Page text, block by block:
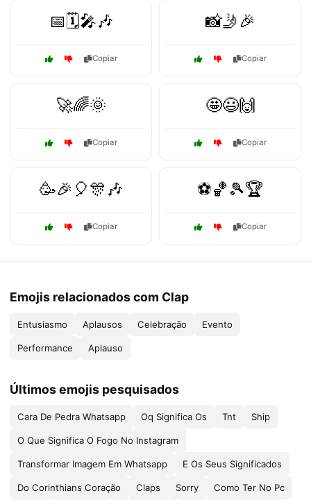
📅🗓️🎤🎶
Copiar
📸🤳🎉
Copiar
🚀🌈🌞
Copiar
🤩😃🙌
Copiar
🥳🎉🎈🎊🎶
Copiar
⚽🏀🎾🏆
Copiar
Emojis relacionados com Clap
Entusiasmo Aplausos Celebração Evento
Performance Aplauso
Últimos emojis pesquisados
Cara De Pedra Whatsapp Oq Significa Os Tnt Ship
O Que Significa O Fogo No Instagram
Transformar Imagem Em Whatsapp E Os Seus Significados
Do Corinthians Coração Claps Sorry Como Ter No Pc